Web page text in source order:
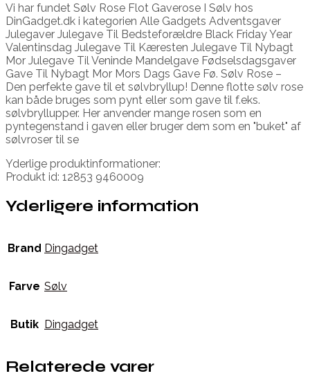
Vi har fundet Sølv Rose Flot Gaverose I Sølv hos
DinGadget.dk i kategorien Alle Gadgets Adventsgaver
Julegaver Julegave Til Bedsteforældre Black Friday Year
Valentinsdag Julegave Til Kæresten Julegave Til Nybagt
Mor Julegave Til Veninde Mandelgave Fødselsdagsgaver
Gave Til Nybagt Mor Mors Dags Gave Fø. Sølv Rose –
Den perfekte gave til et sølvbryllup! Denne flotte sølv rose
kan både bruges som pynt eller som gave til f.eks.
sølvbryllupper. Her anvender mange rosen som en
pyntegenstand i gaven eller bruger dem som en "buket" af
sølvroser til se
Yderlige produktinformationer:
Produkt id: 12853 9460009
Yderligere information
Brand Dingadget
Farve Sølv
Butik Dingadget
Relaterede varer